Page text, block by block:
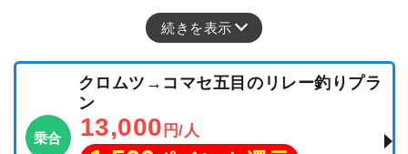
続きを表示
乗合
クロムツ→コマセ五目のリレー釣りプラ
ン
13,000 円/人